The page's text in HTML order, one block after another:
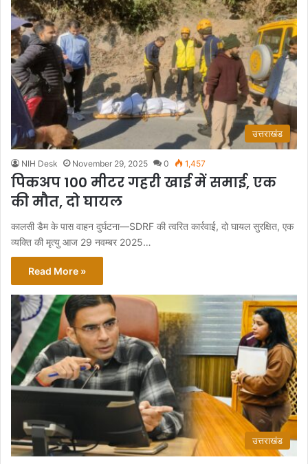
उत्तराखंड
NIH Desk November 29, 2025 0 1,457
पिकअप 100 मीटर गहरी खाई में समाई, एक
की मौत, दो घायल
कालसी डैम के पास वाहन दुर्घटना—SDRF की त्वरित कार्रवाई, दो घायल सुरक्षित, एक
व्यक्ति की मृत्यु आज 29 नवम्बर 2025…
Read More »
उत्तराखंड